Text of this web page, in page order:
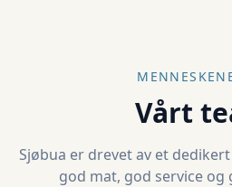
Vårt
Sjøbua er drevet av et
god mat, god service og